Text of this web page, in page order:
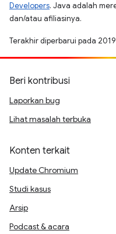
Developers. Java adalah
dan/atau afiliasinya.
Terakhir diperbarui pada
Beri kontribusi
Laporkan bug
Lihat masalah terbuka
Konten terkait
Update Chromium
Studi kasus
Arsip
Podcast & acara